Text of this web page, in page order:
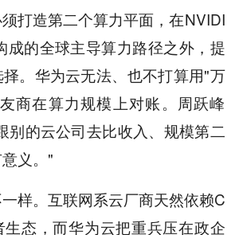
打造第二个算力平面，在NVIDI
成的全球主导算力路径之外，提
。华为云无法、也不打算用"万
商在算力规模上对账。周跃峰
别的云公司去比收入、规模第二
义。"
样。互联网系云厂商天然依赖C
态，而华为云把重兵压在政企